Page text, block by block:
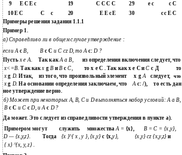
9
Е С Е с 19 С С С С 29 е с с С
10 Е С С с 20 Е Е с Е 30 с с Е С
Примеры решения задания 1.1.1
Пример 1.
а) Справедливо ли в общем случае утверждение :
если АсВ, Вс С и С cz D, то Ас:D ?
Пустьх е А. Так какА а В, из определения включения следует, что
х<=В.Так какх gВиВсС, то х е С . Так как х е С иСс Д
то
хg D.Итак, из того, что произвольный элемент х gА следует, что
хg D.На основании определения заключаем, что Aс: /),
то есть дан­
ное утверждение верно.
б) Может при некоторых А, В, С и D выполняться набор условий: А а В,
Вс С и С сD, и Ас D ?
Да может. Это следует из справедливости утверждения в пункте а).
Примером могут
служить множестваА = {х}, В = С = {х,у},
D — {х,у,z}. Тогда {х }^{ х , у }, {х,у}с {х,у}, {х,у} cz {х,y,z}и
{ x} ^{x, y, z} .